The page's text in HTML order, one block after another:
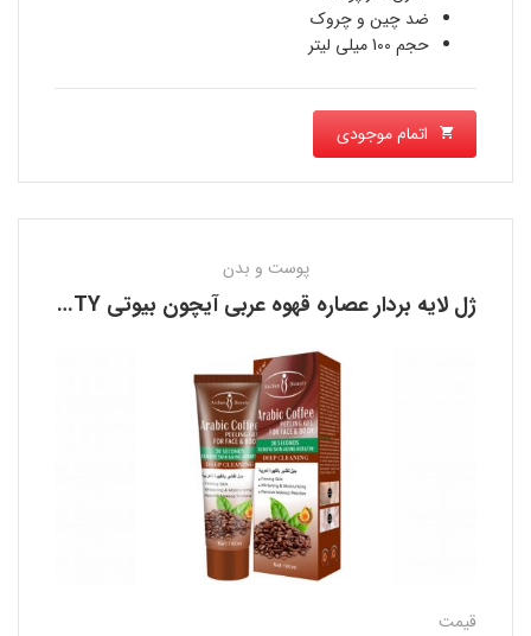
ضد چین و چروک
حجم 100 میلی لیتر
اتمام موجودی
پوست و بدن
ژل لایه بردار عصاره قهوه عربی آیچون بیوتی AICHUN BEAUTY
قیمت